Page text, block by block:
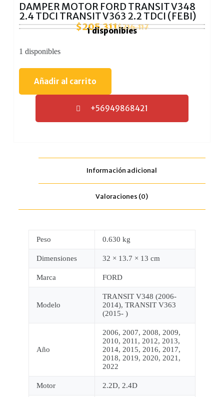
DAMPER MOTOR FORD TRANSIT V348
2.4 TDCI TRANSIT V363 2.2 TDCI (FEBI)
$216.117
$205.311
1 disponibles
1 disponibles
Añadir al carrito
+56949868421
Información adicional
Valoraciones (0)
Peso 0.630 kg
Dimensiones 32 × 13.7 × 13 cm
Marca FORD
Modelo
TRANSIT V348 (2006-
2014), TRANSIT V363
(2015- )
Año
2006, 2007, 2008, 2009,
2010, 2011, 2012, 2013,
2014, 2015, 2016, 2017,
2018, 2019, 2020, 2021,
2022
Motor 2.2D, 2.4D